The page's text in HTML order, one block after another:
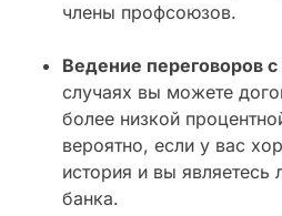
члены профсоюзов.
Ведение переговоров с
случаях вы можете
более низкой
вероятно, если у вас
история и вы
банка.